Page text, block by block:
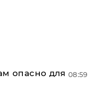
опасно для 08:59